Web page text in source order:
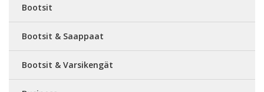
Bootsit
Bootsit & Saappaat
Bootsit & Varsikengät